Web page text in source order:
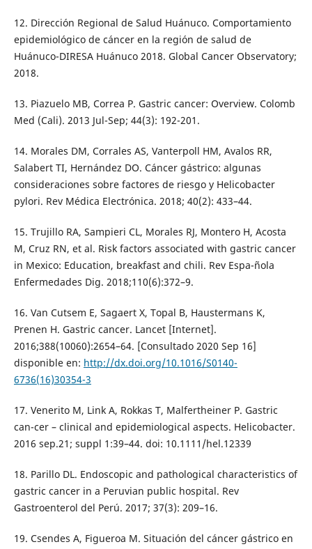
12. Dirección Regional de Salud Huánuco. Comportamiento
epidemiológico de cáncer en la región de salud de
Huánuco-DIRESA Huánuco 2018. Global Cancer Observatory;
2018.
13. Piazuelo MB, Correa P. Gastric cancer: Overview. Colomb
Med (Cali). 2013 Jul-Sep; 44(3): 192-201.
14. Morales DM, Corrales AS, Vanterpoll HM, Avalos RR,
Salabert TI, Hernández DO. Cáncer gástrico: algunas
consideraciones sobre factores de riesgo y Helicobacter
pylori. Rev Médica Electrónica. 2018; 40(2): 433–44.
15. Trujillo RA, Sampieri CL, Morales RJ, Montero H, Acosta
M, Cruz RN, et al. Risk factors associated with gastric cancer
in Mexico: Education, breakfast and chili. Rev Espa-ñola
Enfermedades Dig. 2018;110(6):372–9.
16. Van Cutsem E, Sagaert X, Topal B, Haustermans K,
Prenen H. Gastric cancer. Lancet [Internet].
2016;388(10060):2654–64. [Consultado 2020 Sep 16]
disponible en: http://dx.doi.org/10.1016/S0140-
6736(16)30354-3
17. Venerito M, Link A, Rokkas T, Malfertheiner P. Gastric
can-cer – clinical and epidemiological aspects. Helicobacter.
2016 sep.21; suppl 1:39–44. doi: 10.1111/hel.12339
18. Parillo DL. Endoscopic and pathological characteristics of
gastric cancer in a Peruvian public hospital. Rev
Gastroenterol del Perú. 2017; 37(3): 209–16.
19. Csendes A, Figueroa M. Situación del cáncer gástrico en